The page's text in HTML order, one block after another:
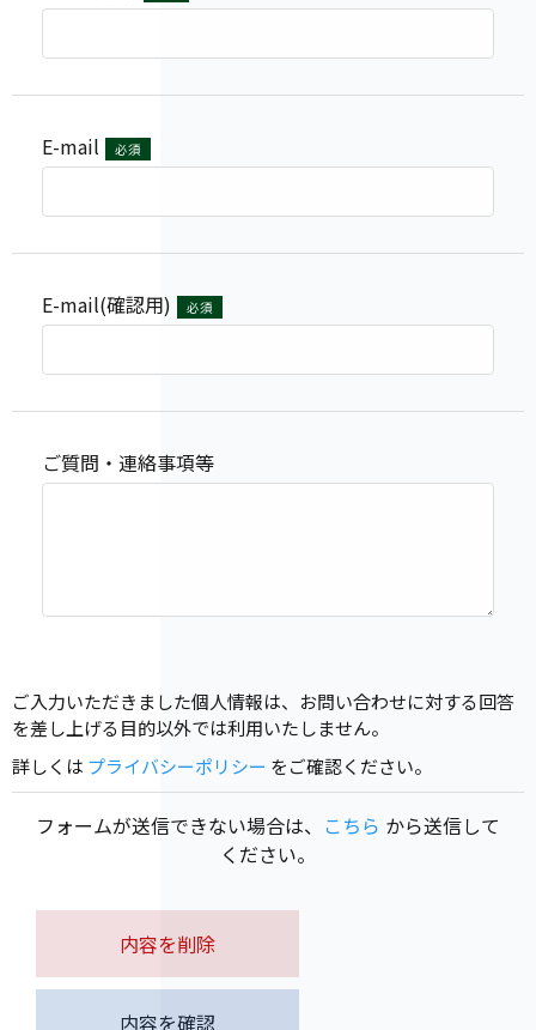
E-mail 必須
E-mail(確認用) 必須
ご質問・連絡事項等
ご入力いただきました個人情報は、お問い合わせに対する回答
を差し上げる目的以外では利用いたしません。
詳しくは プライバシーポリシー をご確認ください。
内容を削除
内容を確認
フォームが送信できない場合は、 こちら から送信して
ください。